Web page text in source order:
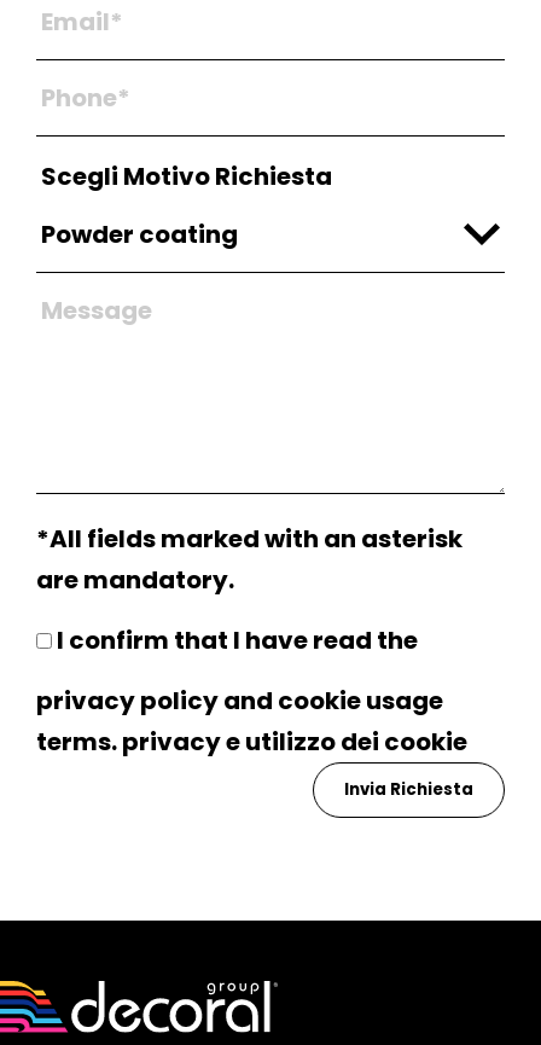
Scegli Motivo Richiesta
*All fields marked with an asterisk
are mandatory.
I confirm that I have read the
privacy policy and cookie usage
terms.privacye utilizzo dei cookie